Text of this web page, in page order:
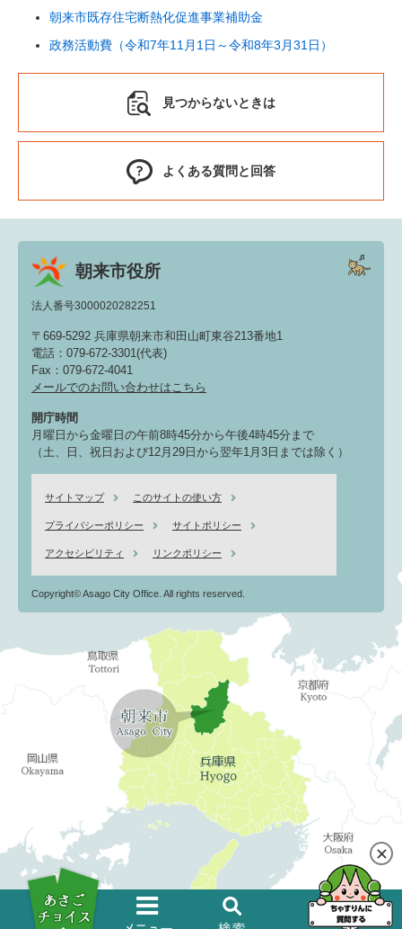
朝来市既存住宅断熱化促進事業補助金
政務活動費（令和7年11月1日～令和8年3月31日）
見つからないときは
よくある質問と回答
朝来市役所
法人番号3000020282251
〒669-5292 兵庫県朝来市和田山町東谷213番地1
電話：079-672-3301(代表)
Fax：079-672-4041
メールでのお問い合わせはこちら
開庁時間
月曜日から金曜日の午前8時45分から午後4時45分まで
（土、日、祝日および12月29日から翌年1月3日までは除く）
サイトマップ このサイトの使い方
プライバシーポリシー サイトポリシー
アクセシビリティ リンクポリシー
Copyright© Asago City Office. All rights reserved.